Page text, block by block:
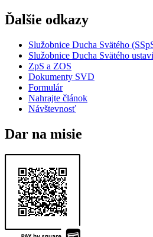
Ďalšie odkazy
Služobnice Ducha Svätého
Služobnice Ducha Svätého
ZpS a ZOS
Dokumenty SVD
Formulár
Nahrajte článok
Návštevnosť
Dar na misie